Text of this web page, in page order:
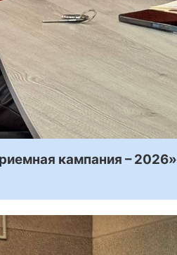
кампания – 2026»